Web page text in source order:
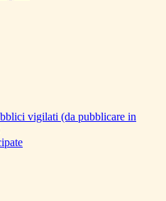
vigilati (da pubblicare in